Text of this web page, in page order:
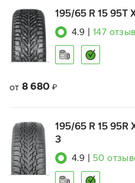
195/65 R 15
4.9 147
от 8 680 ₽
195/65 R 15
3
4.9 50